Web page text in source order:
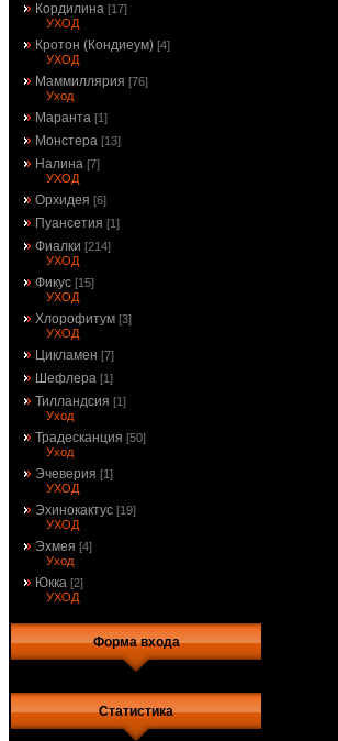
Кордилина [17]
УХОД
Кротон (Кондиеум) [4]
УХОД
Маммиллярия [76]
Уход
Маранта [1]
Монстера [13]
Налина [7]
УХОД
Орхидея [6]
Пуансетия [1]
Фиалки [214]
УХОД
Фикус [15]
УХОД
Хлорофитум [3]
УХОД
Цикламен [7]
Шефлера [1]
Тилландсия [1]
Уход
Традесканция [50]
Уход
Эчеверия [1]
УХОД
Эхинокактус [19]
УХОД
Эхмея [4]
Уход
Юкка [2]
УХОД
Форма входа
Статистика